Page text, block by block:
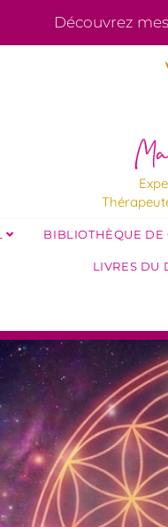
Découvrez
BIBLIOTHÈQUE DE
LIVRES DU